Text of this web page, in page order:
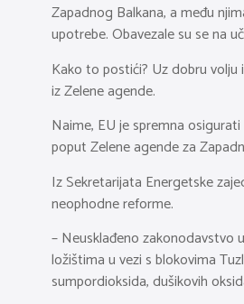
Zapadnog Balkana, a među
upotrebe. Obavezale su se na
Kako to postići? Uz dobru
iz Zelene agende.
Naime, EU je spremna
poput Zelene agende za
Iz Sekretarijata Energetske
neophodne reforme.
– Neusklađeno zakonodavstvo
ložištima u vezi s blokovima
sumpordioksida, dušikovih